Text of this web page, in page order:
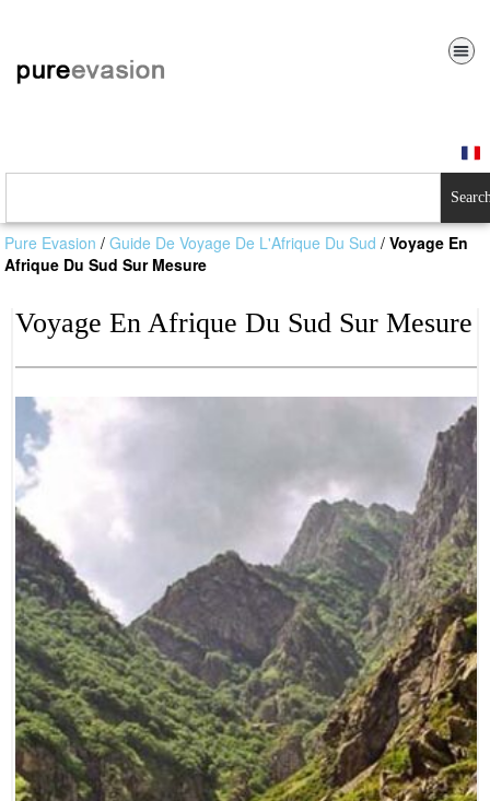
Pure Evasion /Guide De Voyage De L'Afrique Du Sud /Voyage En
Afrique Du Sud Sur Mesure
Voyage En Afrique Du Sud Sur Mesure